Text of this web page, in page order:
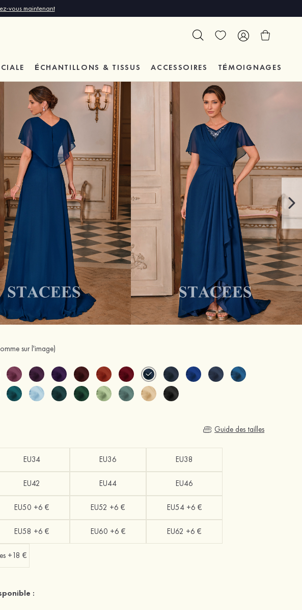
vous maintenant
ÉCHANTILLONS & TISSUS ACCESSOIRES TÉMOIGNAGES
sur l'image)
Guide des tailles
EU34 EU36 EU38
EU42 EU44 EU46
EU50 +6 € EU52 +6 € EU54 +6 €
EU58 +6 € EU60 +6 € EU62 +6 €
+18 €
: